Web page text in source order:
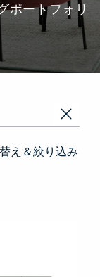
ポートフォリ
え＆絞り込み